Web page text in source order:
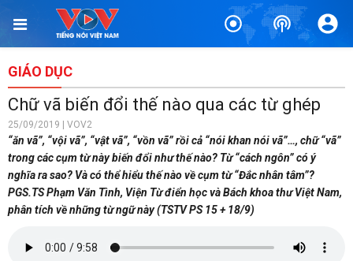
GIÁO DỤC
Chữ vã biến đổi thế nào qua các từ ghép
25/09/2019 | VOV2
“ăn vã”, “vội vã”, “vật vã”, “vồn vã” rồi cả “nói khan nói vã”…, chữ “vã”
trong các cụm từ này biến đổi như thế nào? Từ “cách ngôn” có ý
nghĩa ra sao? Và có thể hiểu thế nào về cụm từ “Đắc nhân tâm”?
PGS.TS Phạm Văn Tình, Viện Từ điển học và Bách khoa thư Việt Nam,
phân tích về những từ ngữ này (TSTV PS 15 + 18/9)